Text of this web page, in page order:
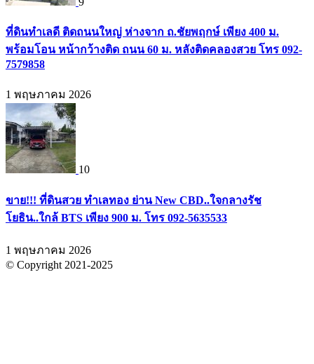
ที่ดินทำเลดี ติดถนนใหญ่ ห่างจาก ถ.ชัยพฤกษ์ เพียง 400 ม.
พร้อมโอน หน้ากว้างติด ถนน 60 ม. หลังติดคลองสวย โทร 092-
7579858
1 พฤษภาคม 2026
10
ขาย!!! ที่ดินสวย ทำเลทอง ย่าน New CBD..ใจกลางรัช
โยธิน..ใกล้ BTS เพียง 900 ม. โทร 092-5635533
1 พฤษภาคม 2026
© Copyright 2021-2025